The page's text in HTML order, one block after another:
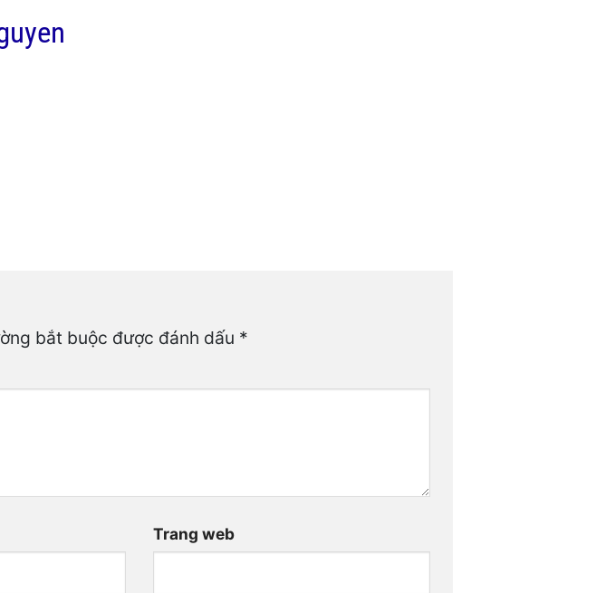
bắt buộc được đánh dấu *
Trang web